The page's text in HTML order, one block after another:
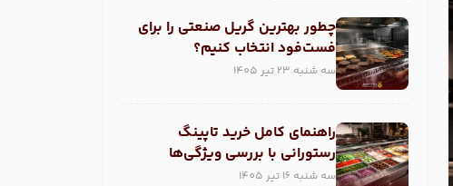
چطور بهترین گریل صنعتی را برای
فست‌فود انتخاب کنیم؟
سه شنبه 23 تیر 1405
راهنمای کامل خرید تاپینگ
رستورانی با بررسی ویژگی‌ها
سه شنبه 16 تیر 1405